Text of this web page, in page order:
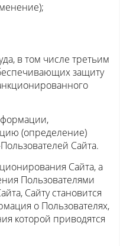
в том числе третьим
защиту
(определение)
Сайта.
Сайта, а
Пользователями
Сайту становится
о Пользователях,
которой приводятся